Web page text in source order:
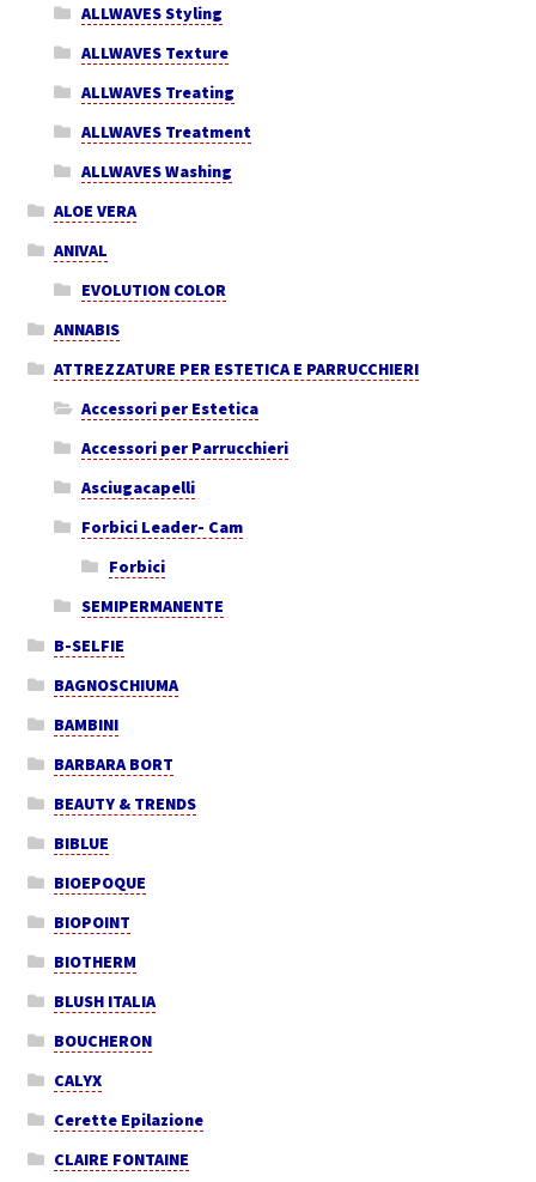
ALLWAVES Styling
ALLWAVES Texture
ALLWAVES Treating
ALLWAVES Treatment
ALLWAVES Washing
ALOE VERA
ANIVAL
EVOLUTION COLOR
ANNABIS
ATTREZZATURE PER ESTETICA E PARRUCCHIERI
Accessori per Estetica
Accessori per Parrucchieri
Asciugacapelli
Forbici Leader- Cam
Forbici
SEMIPERMANENTE
B-SELFIE
BAGNOSCHIUMA
BAMBINI
BARBARA BORT
BEAUTY & TRENDS
BIBLUE
BIOEPOQUE
BIOPOINT
BIOTHERM
BLUSH ITALIA
BOUCHERON
CALYX
Cerette Epilazione
CLAIRE FONTAINE